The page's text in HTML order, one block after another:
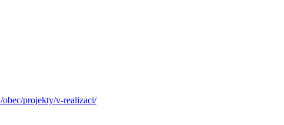
/obec/projekty/v-realizaci/